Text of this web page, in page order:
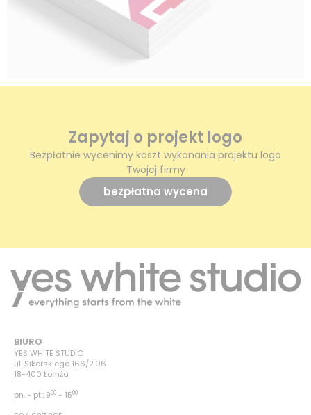
Zapytaj o projekt logo
Bezpłatnie wycenimy koszt wykonania projektu logo
Twojej firmy
bezpłatna wycena
BIURO
YES WHITE STUDIO
ul. Sikorskiego 166/2.06
18-400 Łomża
pn. - pt.: 900 - 1500